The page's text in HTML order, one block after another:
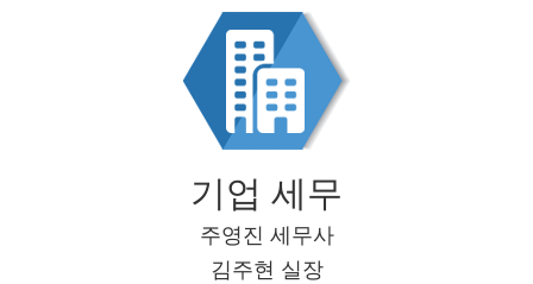
기업 세무
주영진 세무사
김주현 실장